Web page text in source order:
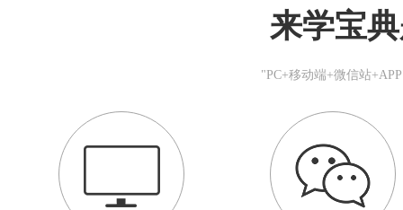
来学宝
"PC+移动端+微信站